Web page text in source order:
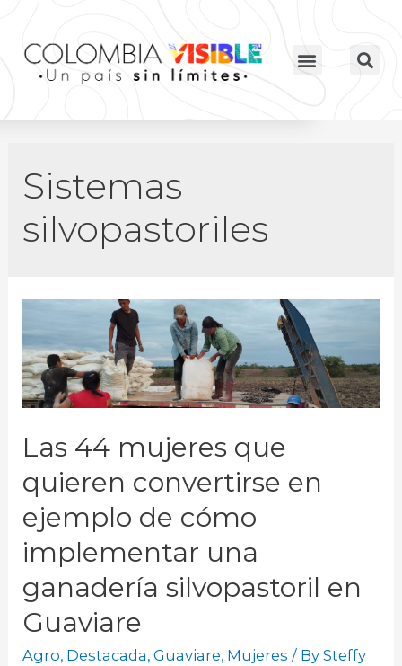
Sistemas
silvopastoriles
Las 44 mujeres que
quieren convertirse en
ejemplo de cómo
implementar una
ganadería silvopastoril en
Guaviare
Agro, Destacada,Guaviare, Mujeres / BySteffy